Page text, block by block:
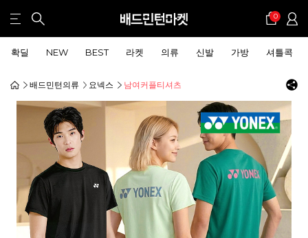
0
확딜 NEW BEST 라켓 의류 신발 가방 셔틀콕
배드민턴의류 요넥스 남여커플티셔츠